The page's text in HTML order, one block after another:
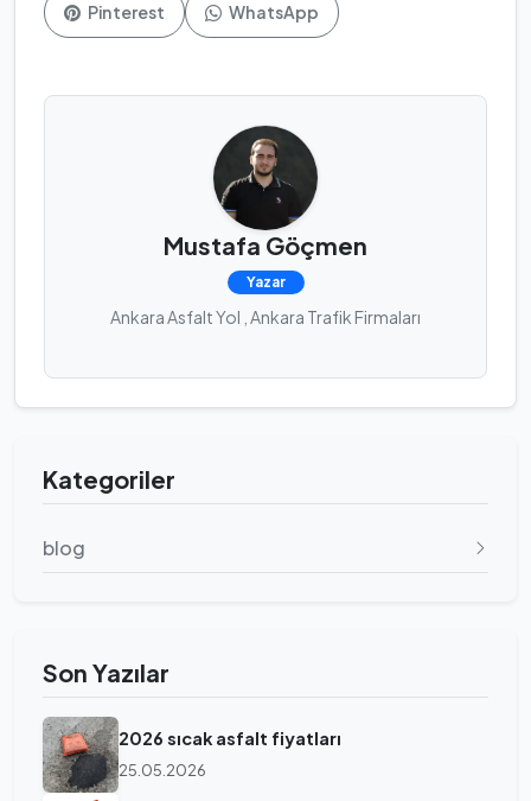
Pinterest WhatsApp
Mustafa Göçmen
Yazar
Ankara Asfalt Yol , Ankara Trafik Firmaları
Kategoriler
blog
Son Yazılar
2026 sıcak asfalt fiyatları
25.05.2026